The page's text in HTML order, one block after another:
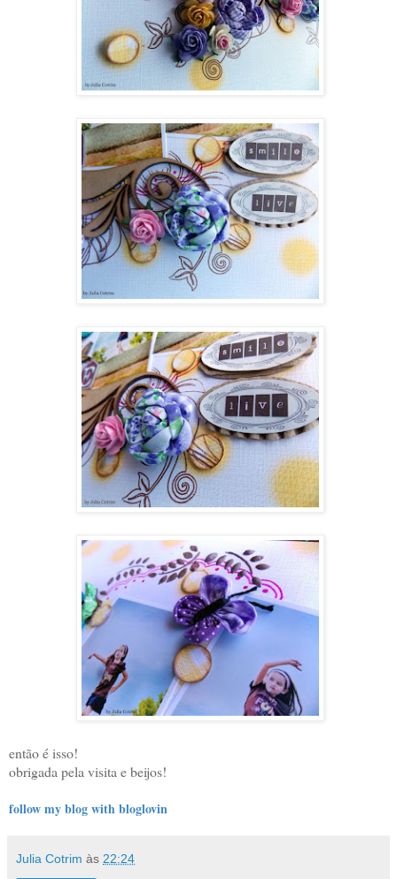
então é isso!
obrigada pela visita e beijos!
follow my blog with bloglovin
Julia Cotrim às 22:24